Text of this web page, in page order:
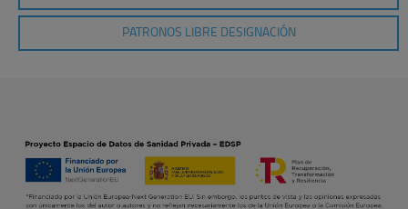
PATRONOS LIBRE DESIGNACIÓN